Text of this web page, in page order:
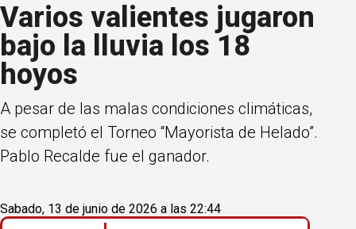
Varios valientes jugaron
bajo la lluvia los 18
hoyos
A pesar de las malas condiciones climáticas,
se completó el Torneo “Mayorista de Helado”.
Pablo Recalde fue el ganador.
Sabado, 13 de junio de 2026 a las 22:44